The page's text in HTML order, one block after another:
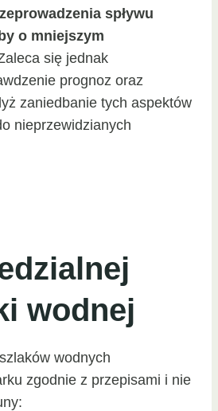
spływu
o mniejszym
się jednak
prognoz oraz
zaniedbanie tych aspektów
nieprzewidzianych
wodnej
wodnych
zgodnie z przepisami i nie